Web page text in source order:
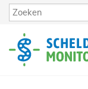
Overslaan
en
de
inhoud